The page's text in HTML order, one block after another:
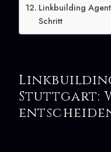
Linkbuilding
Schritt
Stuttgart: